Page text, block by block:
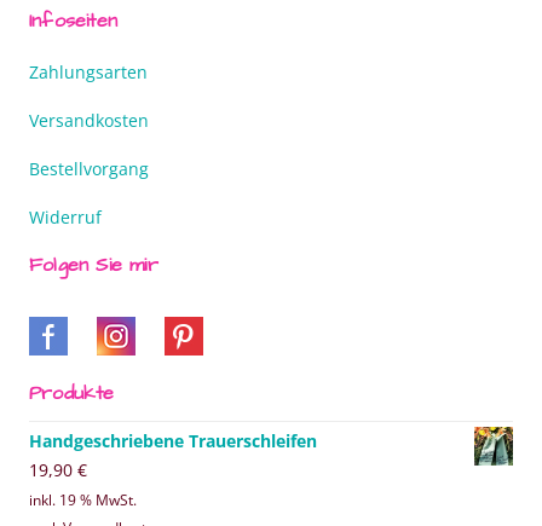
Infoseiten
Zahlungsarten
Versandkosten
Bestellvorgang
Widerruf
Folgen Sie mir
Produkte
Handgeschriebene Trauerschleifen
19,90 €
inkl. 19 % MwSt.